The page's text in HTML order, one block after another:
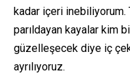
kadar içeri inebiliyorum.
parıldayan kayalar kim
güzelleşecek diye iç
ayrılıyoruz.